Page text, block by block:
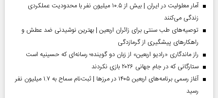
آمار معلولیت در ایران | بیش از ۱۰.۵ میلیون نفر با محدودیت عملکردی
زندگی می‌کنند
توصیه‌های طب سنتی برای زائران اربعین | بهترین نوشیدنی ضد عطش و
راهکارهای پیشگیری از گرمازدگی
راز ماندگاری «رادیو اربعین» از زبان دو گوینده؛ رسانه‌ای که حسینیه است
ستارگانی که در جام جهانی ۲۰۲۶ بازی نکردند
آغاز رسمی برنامه‌های اربعین ۱۴۰۵ در مرز‌ها | ثبت‌نام سماح به ۱.۷ میلیون نفر
رسید